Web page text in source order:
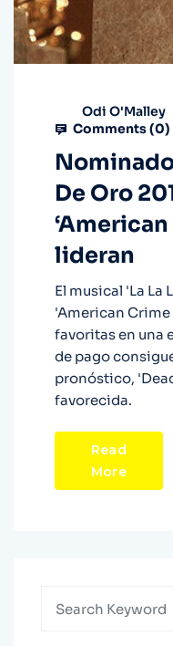
Odi O'Malley
Comments (0)
De Oro
lideran
El musical 'La La
'American
favoritas en una
de pago
pronóstico,
favorecida.
Read
More